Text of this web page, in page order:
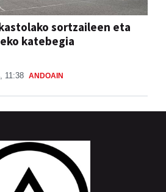
sortzaileen eta
katebegia
11:38 ANDOAIN